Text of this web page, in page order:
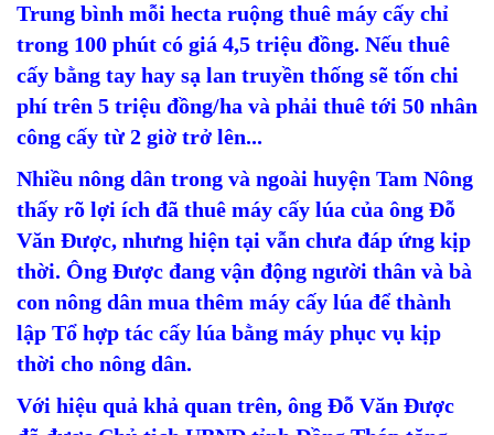
Trung bình mỗi hecta ruộng thuê máy cấy chỉ
trong 100 phút có giá 4,5 triệu đồng. Nếu thuê
cấy bằng tay hay sạ lan truyền thống sẽ tốn chi
phí trên 5 triệu đồng/ha và phải thuê tới 50 nhân
công cấy từ 2 giờ trở lên...
Nhiều nông dân trong và ngoài huyện Tam Nông
thấy rõ lợi ích đã thuê máy cấy lúa của ông Đỗ
Văn Được, nhưng hiện tại vẫn chưa đáp ứng kịp
thời. Ông Được đang vận động người thân và bà
con nông dân mua thêm máy cấy lúa để thành
lập Tổ hợp tác cấy lúa bằng máy phục vụ kịp
thời cho nông dân.
Với hiệu quả khả quan trên, ông Đỗ Văn Được